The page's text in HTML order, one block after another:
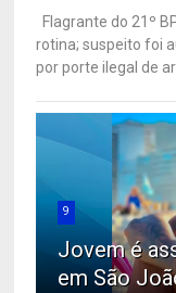
Flagrante do 21º
rotina; suspeito foi
por porte ilegal de
9
Jovem é
em São